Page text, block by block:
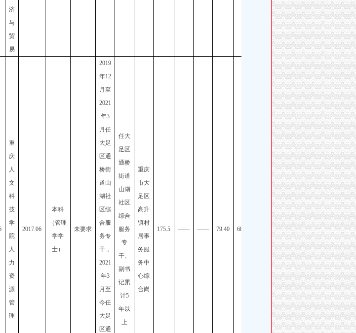
济
与
贸
易
重
庆
人
文
科
技
学
院
人
力
资
源
管
理
2017.06
本科
（管理
学学
士）
未要求
2019
年12
月至
2021
年3
月任
大足
区通
桥街
道山
湖社
区综
合服
务专
干，
2021
年3
月至
今任
大足
区通
任大
足区
通桥
街道
山湖
社区
综合
服务
专
干、
副书
记累
计5
年以
上
重庆
市大
足区
高升
镇村
居事
务服
务中
心综
合岗
175.5 —— —— 79.40 68.95